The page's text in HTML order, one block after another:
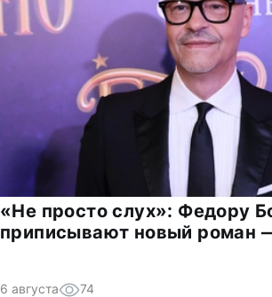
«Не просто слух»: Федору
приписывают новый роман
6 августа 74